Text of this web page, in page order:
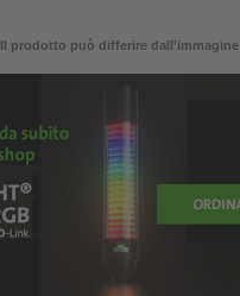
Il prodotto può differire dall'immagine